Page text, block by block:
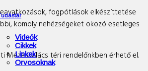
Videók
Cikkek
Linkek
Orvosoknak
fogpótlások elkészíttetése
komoly nehézségeket okozó esetleges
Mézeskalács téri rendelőnkben érhető el.